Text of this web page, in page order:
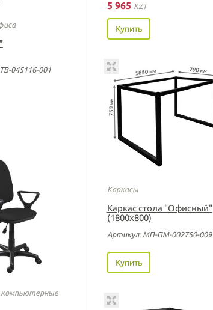
045116-001
компьютерные
5 965 KZT
Купить
Каркасы
Каркас стола "Офисный"
(1800х800)
Артикул: МП-ПМ-002750-009
Купить